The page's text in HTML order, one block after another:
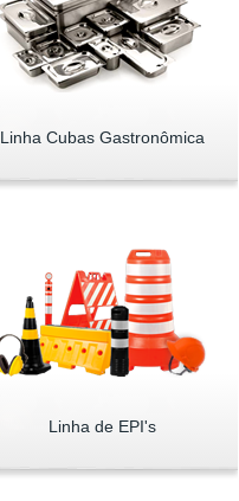
Linha Cubas Gastronômica
Linha de EPI's